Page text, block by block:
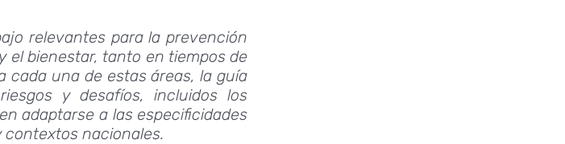
relevantes para la prevención
el bienestar, tanto en tiempos de
cada una de estas áreas, la guía
y desafíos, incluidos los
adaptarse a las especificidades
nacionales.